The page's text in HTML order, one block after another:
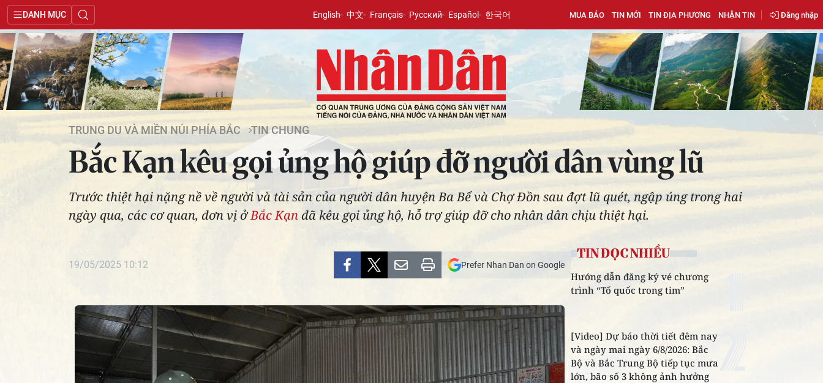
DANH MỤC English 中文 Français Русский Español 한국어 MUA BÁO TIN MỚI TIN ĐỊA PHƯƠNG NHẬN TIN Đăng nhập
TRUNG DU VÀ MIỀN NÚI PHÍA BẮC TIN CHUNG
Bắc Kạn kêu gọi ủng hộ giúp đỡ người dân vùng lũ
Trước thiệt hại nặng nề về người và tài sản của người dân huyện Ba Bể và Chợ Đồn sau đợt lũ quét, ngập úng trong hai
ngày qua, các cơ quan, đơn vị ởBắc Kạnđã kêu gọi ủng hộ, hỗ trợ giúp đỡ cho nhân dân chịu thiệt hại.
19/05/2025 10:12 Prefer Nhan Dan on Google
TIN ĐỌC NHIỀU
Hướng dẫn đăng ký vé chương
trình “Tổ quốc trong tim”
[Video] Dự báo thời tiết đêm nay
và ngày mai ngày 6/8/2026: Bắc
Bộ và Bắc Trung Bộ tiếp tục mưa
lớn, bão số 3 không ảnh hưởng